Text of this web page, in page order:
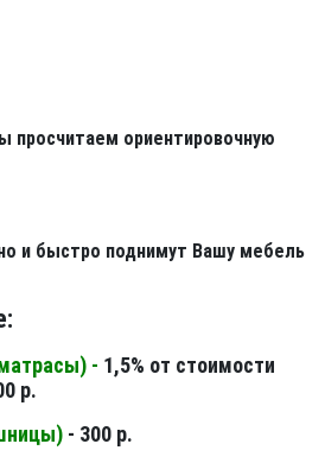
просчитаем ориентировочную
и быстро поднимут Вашу мебель
- 1,5% от стоимости
р.
) - 300 р.